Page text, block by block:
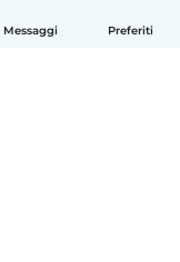
Messaggi Preferiti